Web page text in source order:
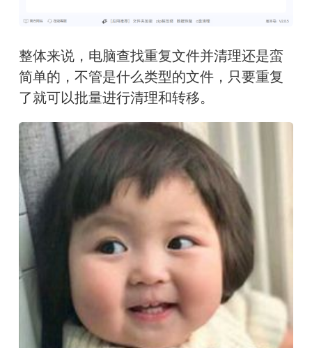
整体来说，电脑查找重复文件并清理还是蛮
简单的，不管是什么类型的文件，只要重复
了就可以批量进行清理和转移。